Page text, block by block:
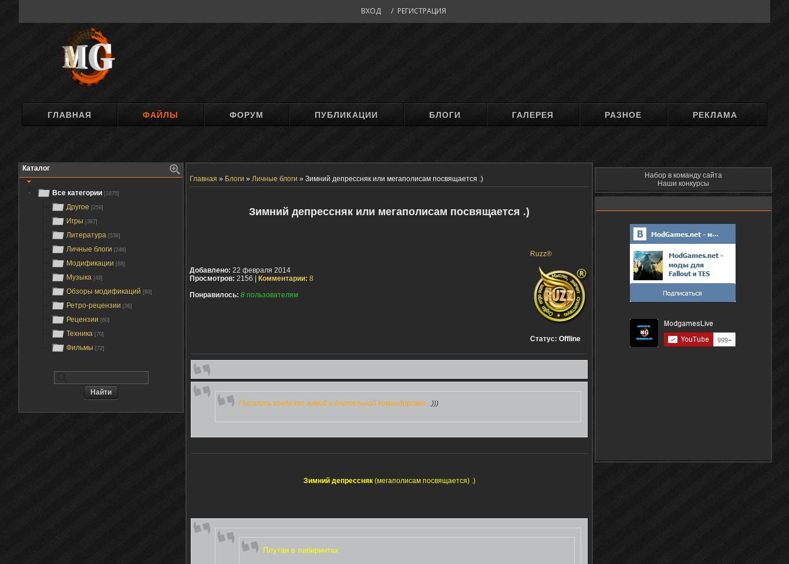
ВХОД / РЕГИСТРАЦИЯ
ГЛАВНАЯ ФАЙЛЫ ФОРУМ ПУБЛИКАЦИИ БЛОГИ ГАЛЕРЕЯ РАЗНОЕ РЕКЛАМА
Каталог
Все категории [1875]
Другое [259]
Игры [387]
Литература [539]
Личные блоги [246]
Модификации [68]
Музыка [49]
Обзоры модификаций [89]
Ретро-рецензии [36]
Рецензии [60]
Техника [70]
Фильмы [72]
Главная » Блоги » Личные блоги » Зимний депрессняк или мегаполисам посвящается .)
Зимний депрессняк или мегаполисам посвящается .)
Ruzz®
Статус: Offline
Добавлено: 22 февраля 2014
Просмотров: 2156 | Комментарии: 8
Понравилось: 8 пользователям
Писалось когда-то зимой в длительной командировке. .)))
Зимний депрессняк(мегаполисам посвящается) .)
Плутая в лабиринтах
Набор в команду сайта
Наши конкурсы